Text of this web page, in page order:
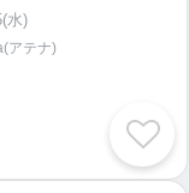
水)
アテナ)